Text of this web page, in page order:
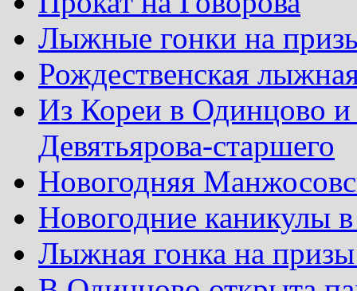
Лыжные гонки на
Рождественская
Из Кореи в Одинцово
Девятьярова-старшего
Новогодняя
Новогодние каникулы
Лыжная гонка на